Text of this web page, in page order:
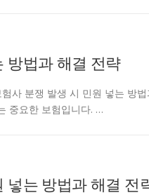
방법과 해결 전략
사 분쟁 발생 시 민원 넣는 방
중요한 보험입니다. …
넣는 방법과 해결 전